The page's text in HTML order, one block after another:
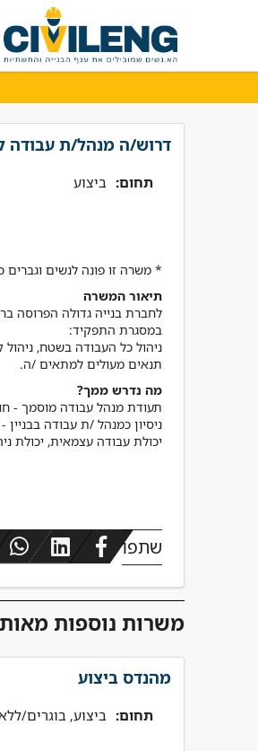
דרוש/ה מנהל/ת עבודה
תחום: ביצוע
* משרה זו פונה לנשים וגברים
תיאור המשרה
תנאים מעולים למתאים /ה.
מה נדרש ממך?
שתפו
משרות נוספות
מהנדס ביצוע
תחום: ביצוע, בוגרים/ללא